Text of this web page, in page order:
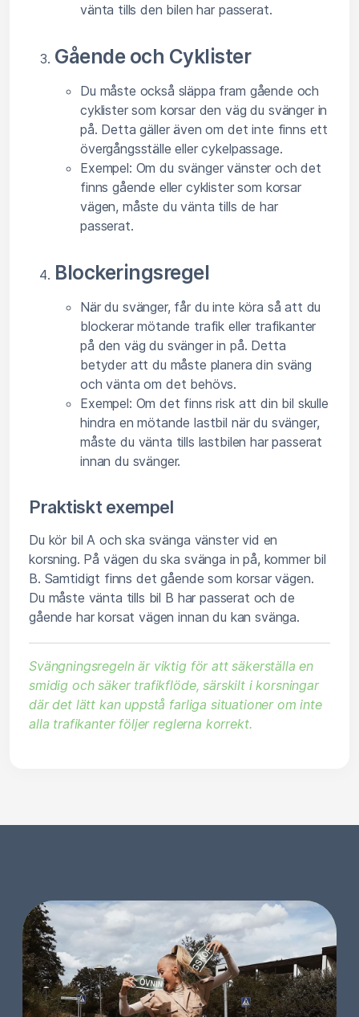
vänta tills den bilen har passerat.
Gående och Cyklister
Du måste också släppa fram gående och
cyklister som korsar den väg du svänger in
på. Detta gäller även om det inte finns ett
övergångsställe eller cykelpassage.
Exempel: Om du svänger vänster och det
finns gående eller cyklister som korsar
vägen, måste du vänta tills de har
passerat.
Blockeringsregel
När du svänger, får du inte köra så att du
blockerar mötande trafik eller trafikanter
på den väg du svänger in på. Detta
betyder att du måste planera din sväng
och vänta om det behövs.
Exempel: Om det finns risk att din bil skulle
hindra en mötande lastbil när du svänger,
måste du vänta tills lastbilen har passerat
innan du svänger.
Praktiskt exempel
Du kör bil A och ska svänga vänster vid en
korsning. På vägen du ska svänga in på, kommer bil
B. Samtidigt finns det gående som korsar vägen.
Du måste vänta tills bil B har passerat och de
gående har korsat vägen innan du kan svänga.
Svängningsregeln är viktig för att säkerställa en
smidig och säker trafikflöde, särskilt i korsningar
där det lätt kan uppstå farliga situationer om inte
alla trafikanter följer reglerna korrekt.